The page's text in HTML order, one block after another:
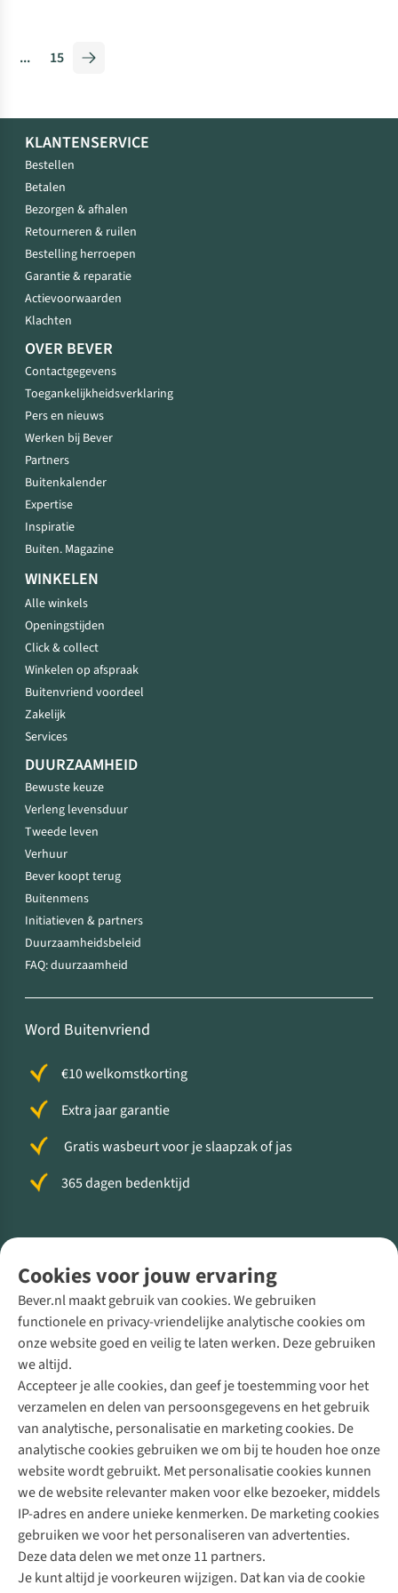
... 15
Cookies voor jouw ervaring
Bever.nl maakt gebruik van cookies. We gebruiken
functionele en privacy-vriendelijke analytische cookies om
onze website goed en veilig te laten werken. Deze gebruiken
we altijd.
Accepteer je alle cookies, dan geef je toestemming voor het
verzamelen en delen van persoonsgegevens en het gebruik
van analytische, personalisatie en marketing cookies. De
analytische cookies gebruiken we om bij te houden hoe onze
website wordt gebruikt. Met personalisatie cookies kunnen
we de website relevanter maken voor elke bezoeker, middels
IP-adres en andere unieke kenmerken. De marketing cookies
gebruiken we voor het personaliseren van advertenties.
Deze data delen we met onze 11 partners.
Je kunt altijd je voorkeuren wijzigen. Dat kan via de cookie
KLANTENSERVICE
Bestellen
Betalen
Bezorgen & afhalen
Retourneren & ruilen
Bestelling herroepen
Garantie & reparatie
Actievoorwaarden
Klachten
OVER BEVER
Contactgegevens
Toegankelijkheidsverklaring
Pers en nieuws
Werken bij Bever
Partners
Buitenkalender
Expertise
Inspiratie
Buiten. Magazine
WINKELEN
Alle winkels
Openingstijden
Click & collect
Winkelen op afspraak
Buitenvriend voordeel
Zakelijk
Services
DUURZAAMHEID
Bewuste keuze
Verleng levensduur
Tweede leven
Verhuur
Bever koopt terug
Buitenmens
Initiatieven & partners
Duurzaamheidsbeleid
FAQ: duurzaamheid
Word Buitenvriend
€10 welkomstkorting
Extra jaar garantie
Gratis wasbeurt voor je slaapzak of jas
365 dagen bedenktijd
Direct advies van een Buitenexpert
+31 (0)85 888 50 88
+31 6 12 28 49 80
Contactformulier